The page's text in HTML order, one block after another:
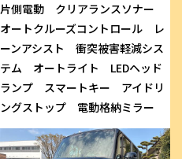
片側電動 クリアランスソナー
オートクルーズコントロール レ
ーンアシスト 衝突被害軽減シス
テム オートライト LEDヘッド
ランプ スマートキー アイドリ
ングストップ 電動格納ミラー